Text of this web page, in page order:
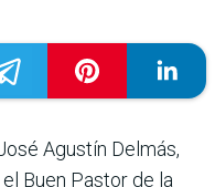
Agustín Delmás,
Buen Pastor de la